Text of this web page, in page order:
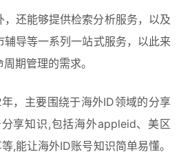
，还能够提供检索分析服务，以及
导等一系列一站式服务，以此来
期管理的需求。
，主要围绕于海外ID领域的分享
享知识,包括海外appleid、美区
,能让海外ID账号知识简单易懂。